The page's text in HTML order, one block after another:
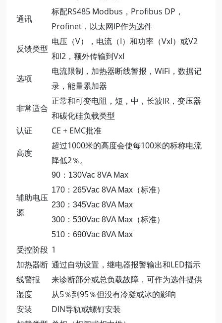
通讯
标配RS485 Modbus，Profibus DP，
Profinet，以太网IP作为选件
反馈类型
电压（V），电流（I）和功率（VxI）或V2
和I2，额外传输到VxI
选项
电流限制，加热器断线警报，WiFi，数据记
录，能量累加器
非常适合
正常和可变电阻，短，中，长波IR，变压器
和碳化硅负载类型
认证
CE + EMC批准
高度
超过1000米的高度会使每100米的标称电流
降低2％。
辅助电压
源
90：130Vac 8VA Max
170：265Vac 8VA Max（标准）
230：345Vac 8VA Max
300：530Vac 8VA Max（标准）
510：690Vac 8VA Max
受控阶段 1
加热器断
线警报
通过自动设置，继电器报警输出和LED指示
来诊断部分或总负载故障，可作为选件提供
湿度
从5％到95％但没有冷凝或冰的影响
安装
DIN导轨或螺钉安装